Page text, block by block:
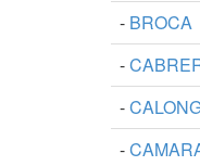
- BROCA
-
-
-